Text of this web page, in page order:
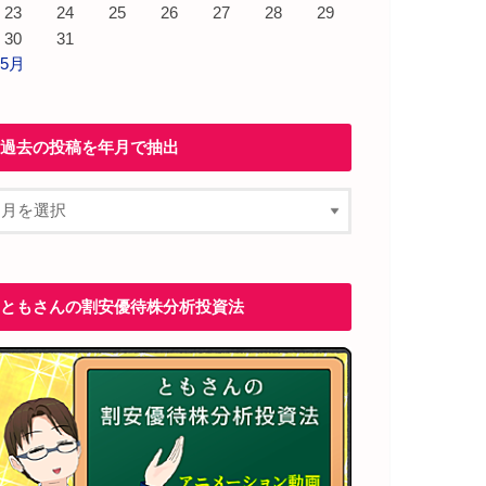
23 24 25 26 27 28
29
30
31
月
過去の投稿を年月で抽出
ともさんの割安優待株分析投資法